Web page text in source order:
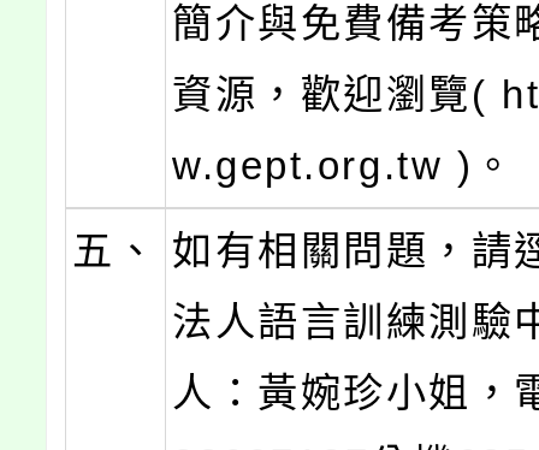
簡介與免費備考策
資源，歡迎瀏覽(
w.gept.org.tw )。
五、
如有相關問題，請
法人語言訓練測驗
人：黃婉珍小姐，